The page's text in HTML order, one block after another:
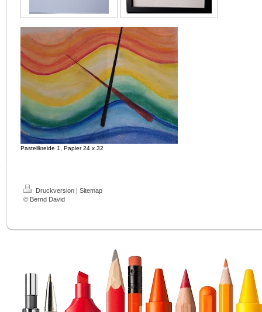
Pastellkreide 1, Papier 24 x 32
Druckversion | Sitemap
© Bernd David